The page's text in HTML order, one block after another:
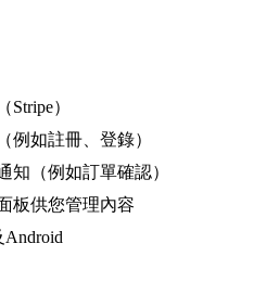
Stripe）
例如註冊、登錄）
知（例如訂單確認）
板供您管理內容
Android